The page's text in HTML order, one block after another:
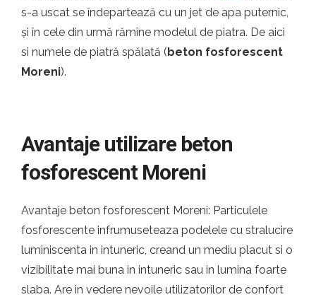
s-a uscat se îndepartează cu un jet de apa puternic,
și în cele din urmă rămîne modelul de piatra. De aici
si numele de piatră spălată (beton fosforescent
Moreni).
Avantaje utilizare beton
fosforescent Moreni
Avantaje beton fosforescent Moreni: Particulele
fosforescente infrumuseteaza podelele cu stralucire
luminiscenta in intuneric, creand un mediu placut si o
vizibilitate mai buna in intuneric sau in lumina foarte
slaba. Are in vedere nevoile utilizatorilor de confort